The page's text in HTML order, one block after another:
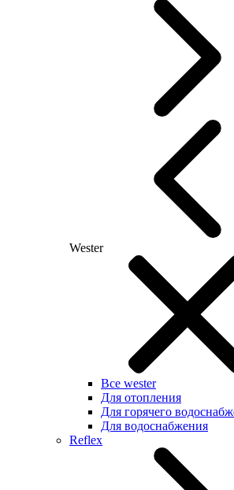
Wester
Все wester
Для отопления
Для горячего
Для водоснабжения
Reflex